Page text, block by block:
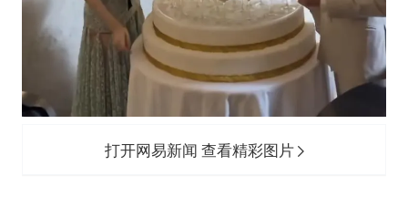
打开网易新闻 查看精彩图片